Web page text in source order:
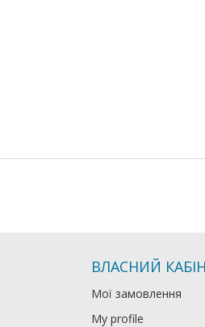
ВЛАСНИЙ
Мої замовлення
My profile